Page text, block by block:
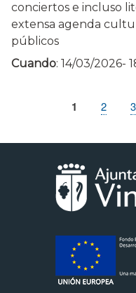
conciertos e incluso
extensa agenda
públicos
Cuando: 14/03/2026-
Página
1 Page
2 3